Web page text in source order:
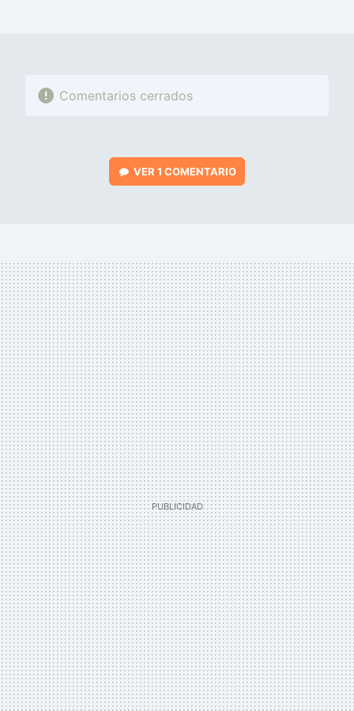
Comentarios cerrados
VER 1 COMENTARIO